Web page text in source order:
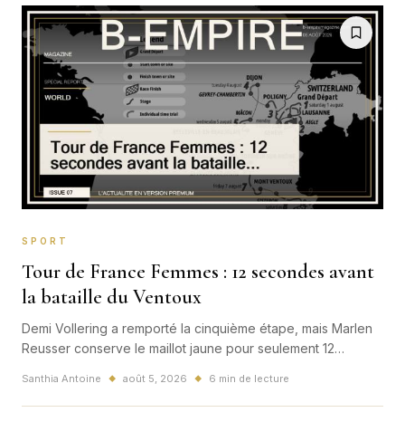
SPORT
Tour de France Femmes : 12 secondes avant
la bataille du Ventoux
Demi Vollering a remporté la cinquième étape, mais Marlen
Reusser conserve le maillot jaune pour seulement 12
puis le Mont Ventoux, le Tour de France Femmes 2026 tient
son duel et une Française reste dans le top 10.
Santhia Antoine ◆ août 5, 2026 ◆ 6 min de lecture